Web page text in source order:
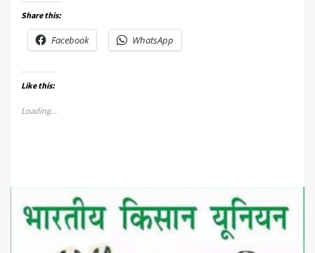
Share this:
Facebook WhatsApp
Like this:
Loading...